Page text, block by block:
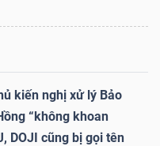
kiến nghị xử lý Bảo
“không khoan
DOJI cũng bị gọi tên